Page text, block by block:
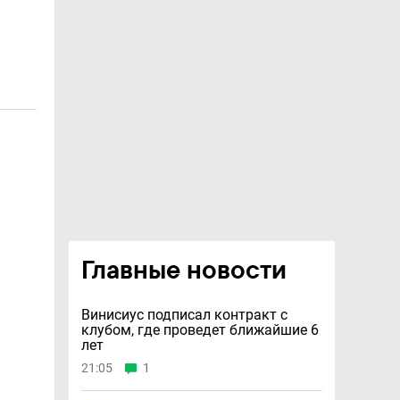
Главные новости
Винисиус подписал контракт с
клубом, где проведет ближайшие 6
лет
21:05 1